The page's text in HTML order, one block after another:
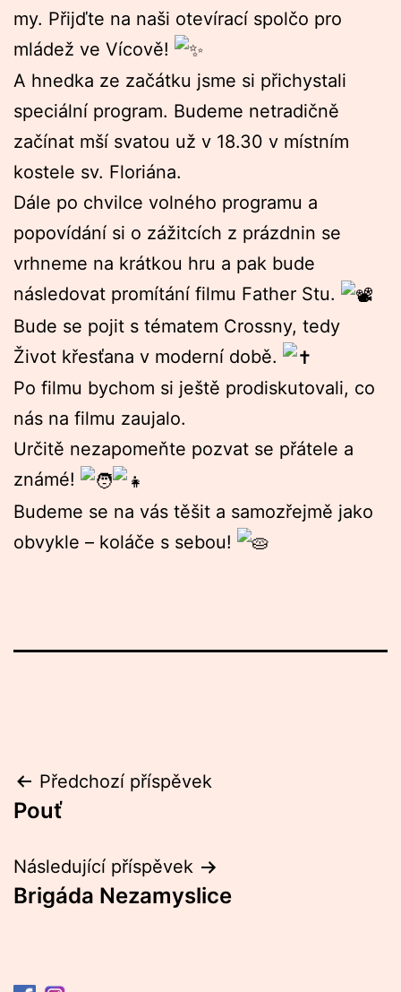
my. Přijďte na naši otevírací spolčo pro
mládež ve Vícově!
A hnedka ze začátku jsme si přichystali
speciální program. Budeme netradičně
začínat mší svatou už v 18.30 v místním
kostele sv. Floriána.
Dále po chvilce volného programu a
popovídání si o zážitcích z prázdnin se
vrhneme na krátkou hru a pak bude
následovat promítání filmu Father Stu.
Bude se pojit s tématem Crossny, tedy
Život křesťana v moderní době.
Po filmu bychom si ještě prodiskutovali, co
nás na filmu zaujalo.
Určitě nezapomeňte pozvat se přátele a
známé!
Budeme se na vás těšit a samozřejmě jako
obvykle – koláče s sebou!
Navigace
pro
příspěvek
Předchozí příspěvek
Pouť
Následující příspěvek
Brigáda Nezamyslice